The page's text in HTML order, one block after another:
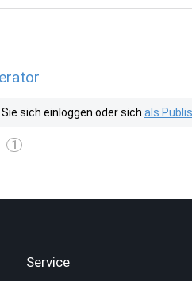
sich einloggen oder sich als
1
Service